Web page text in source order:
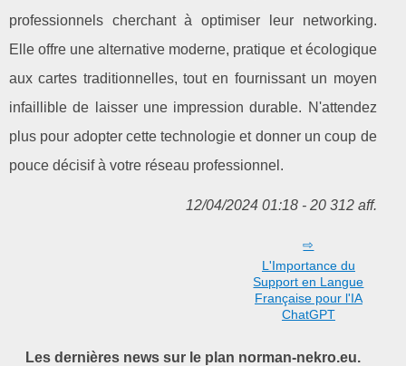
professionnels cherchant à optimiser leur networking.
Elle offre une alternative moderne, pratique et écologique
aux cartes traditionnelles, tout en fournissant un moyen
infaillible de laisser une impression durable. N'attendez
plus pour adopter cette technologie et donner un coup de
pouce décisif à votre réseau professionnel.
12/04/2024 01:18 - 20 312 aff.
L'Importance du
Support en Langue
Française pour l'IA
ChatGPT
Les dernières news sur le plan norman-nekro.eu.